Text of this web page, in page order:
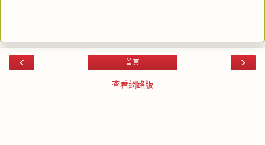
‹ ›
首頁
查看網路版